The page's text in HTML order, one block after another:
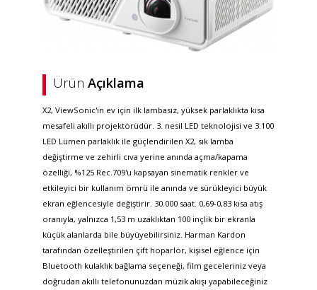
Ürün Açıklama
X2, ViewSonic'in ev için ilk lambasız, yüksek parlaklıkta kısa
mesafeli akıllı projektörüdür. 3. nesil LED teknolojisi ve 3.100
LED Lümen parlaklık ile güçlendirilen X2, sık lamba
değiştirme ve zehirli cıva yerine anında açma/kapama
özelliği, %125 Rec.709'u kapsayan sinematik renkler ve
etkileyici bir kullanım ömrü ile anında ve sürükleyici büyük
ekran eğlencesiyle değiştirir. 30.000 saat. 0,69-0,83 kısa atış
oranıyla, yalnızca 1,53 m uzaklıktan 100 inçlik bir ekranla
küçük alanlarda bile büyüyebilirsiniz. Harman Kardon
tarafından özelleştirilen çift hoparlör, kişisel eğlence için
Bluetooth kulaklık bağlama seçeneği, film geceleriniz veya
doğrudan akıllı telefonunuzdan müzik akışı yapabileceğiniz